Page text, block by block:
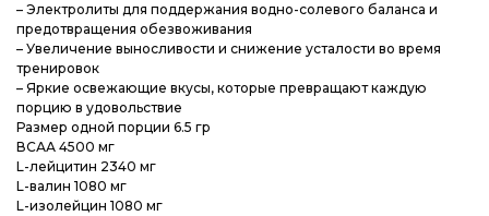
– Электролиты для поддержания водно-солевого баланса и
предотвращения обезвоживания
– Увеличение выносливости и снижение усталости во время
тренировок
– Яркие освежающие вкусы, которые превращают каждую
порцию в удовольствие
Размер одной порции 6.5 гр
ВСАА 4500 мг
L-лейцитин 2340 мг
L-валин 1080 мг
L-изолейцин 1080 мг